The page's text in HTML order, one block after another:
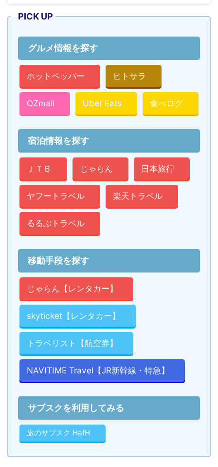
PICK UP
グルメ情報を探す
ホットペッパー ヒトサラ
OZmall Uber Eats 食べログ
宿泊情報を探す
ＪＴＢ じゃらん 日本旅行
ヤフートラベル 楽天トラベル
るるぶトラベル
移動手段を探す
じゃらん【レンタカー】
skyticket【レンタカー】
トラベリスト【航空券】
NAVITIME Travel【JR新幹線・特急】
サブスクを利用してみる
旅のサブスク HafH